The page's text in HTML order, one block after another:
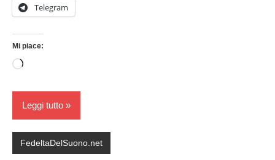
Telegram
Mi piace:
Caricamento
corso…
Leggi tutto
FedeltaDelSuono.net